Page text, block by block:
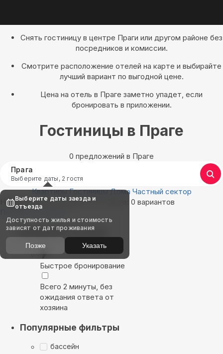
Снять гостиницу в центре Праги или другом районе без
посредников и комиссии.
Смотрите расположение отелей на карте и выбирайте
лучший вариант по выгодной цене.
Цена на отель в Праге заметно упадет, если
бронировать в приложении.
Гостиницы в Праге
0 предложений в Праге
Прага
Выберите даты, 2 гостя
Квартиры Гостиницы Дома Частный сектор
Найдём, где остановиться в Праге: 0 вариантов
Показать на карте
Выбирайте лучшее
Быстрое бронирование
Всего 2 минуты, без
ожидания ответа от
хозяина
Популярные фильтры
бассейн
Выберите даты заезда и
отъезда
Доступность жилья и стоимость
зависят от дат проживания
Позже Указать